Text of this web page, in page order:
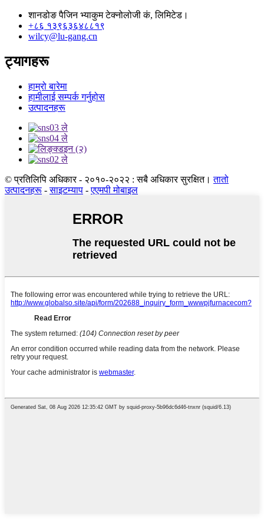
शानडोङ पैजिन भ्याकुम टेक्नोलोजी कं, लिमिटेड।
+८६ १३९६३६४८८१९
wilcy@lu-gang.cn
ट्यागहरू
हाम्रो बारेमा
हामीलाई सम्पर्क गर्नुहोस
उत्पादनहरू
© प्रतिलिपि अधिकार - २०१०-२०२२ : सबै अधिकार सुरक्षित। तातो
उत्पादनहरू -साइटम्याप -एएमपी मोबाइल